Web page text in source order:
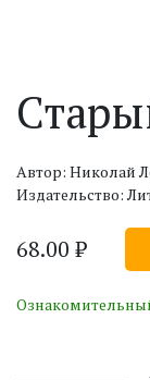
Автор: Николай
Издательство:
68.00 ₽